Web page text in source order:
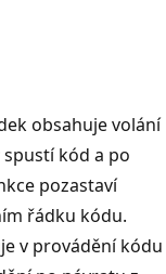
obsahuje volání
spustí kód a po
pozastaví
řádku kódu.
v provádění kódu